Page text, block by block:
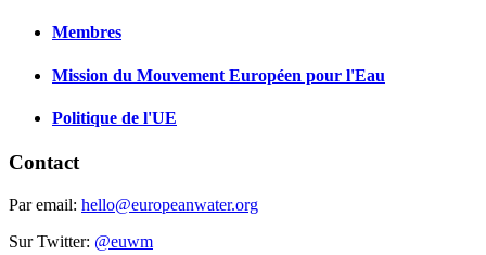
Membres
Mission du Mouvement Européen pour l'Eau
Politique de l'UE
Contact
Par email: hello@europeanwater.org
Sur Twitter: @euwm